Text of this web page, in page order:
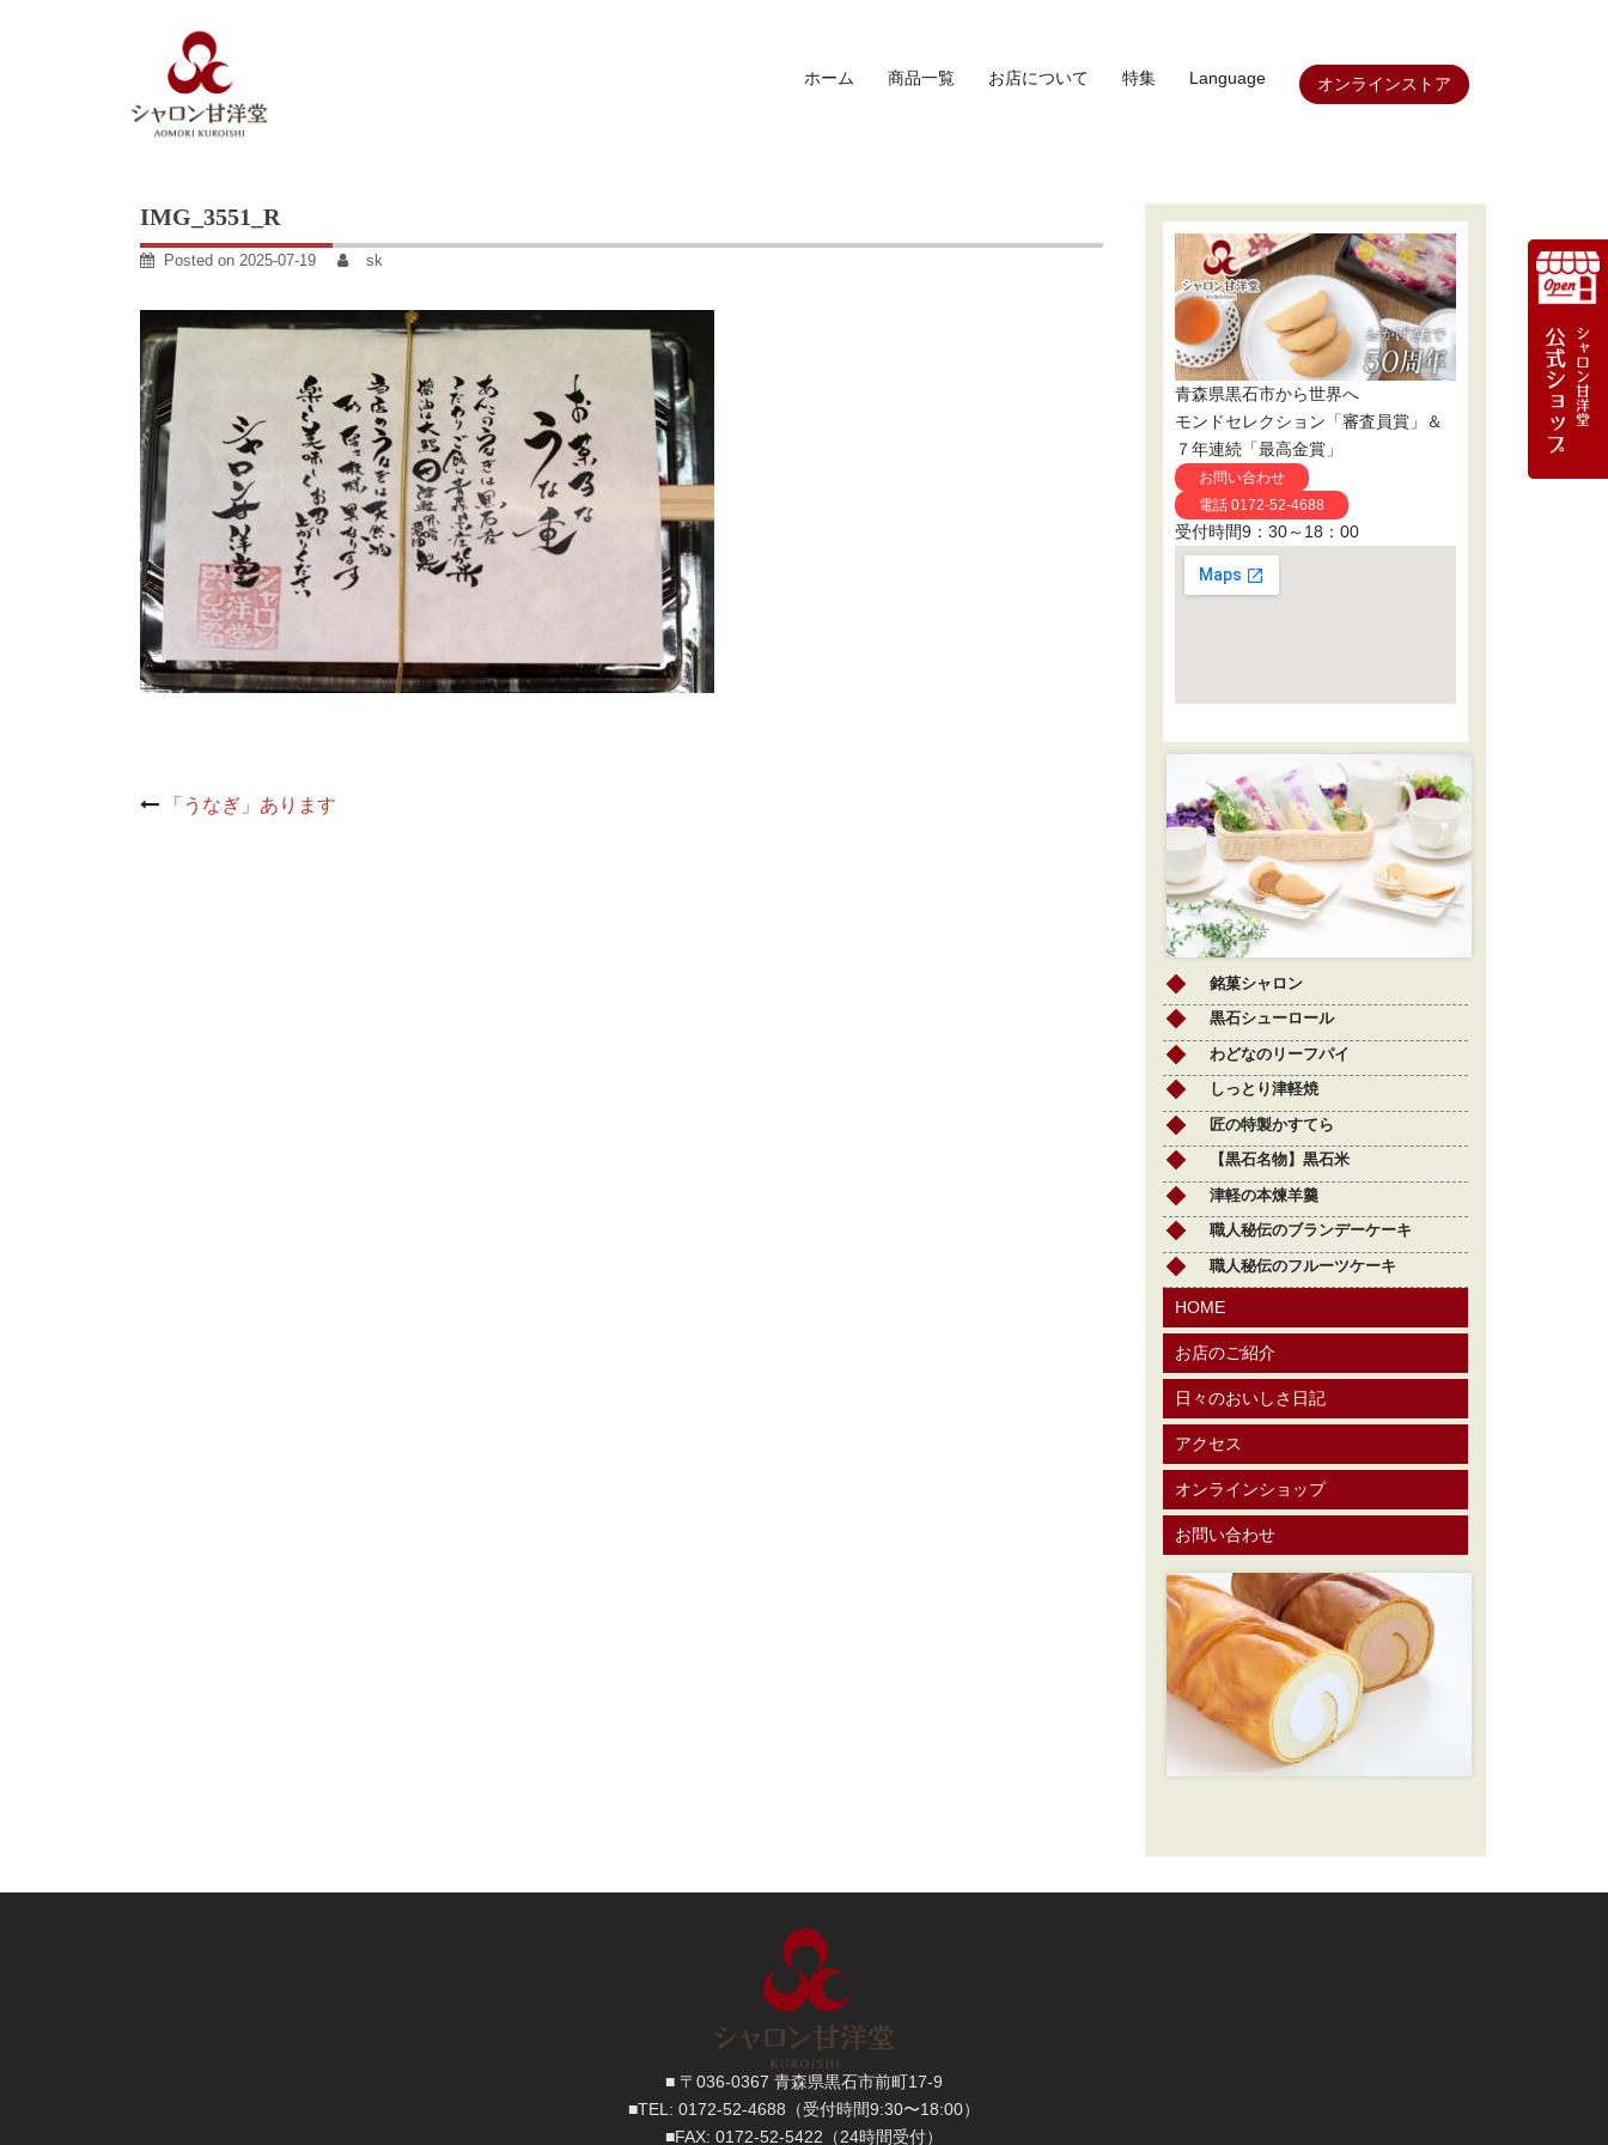
ホーム 商品一覧 お店について 特集 Language オンラインストア
IMG_3551_R
Posted on 2025-07-19 sk
Post「うなぎ」あります
青森県黒石市から世界へ
モンドセレクション「審査員賞」＆
７年連続「最高金賞」
お問い合わせ
電話 0172-52-4688
受付時間9：30～18：00
銘菓シャロン
黒石シューロール
わどなのリーフパイ
しっとり津軽焼
匠の特製かすてら
【黒石名物】黒石米
津軽の本煉羊羹
職人秘伝のブランデーケーキ
職人秘伝のフルーツケーキ
HOME
お店のご紹介
日々のおいしさ日記
アクセス
オンラインショップ
お問い合わせ
■ 〒036-0367 青森県黒石市前町17-9
■TEL: 0172-52-4688 （受付時間9:30〜18:00）
■FAX: 0172-52-5422 （24時間受付）